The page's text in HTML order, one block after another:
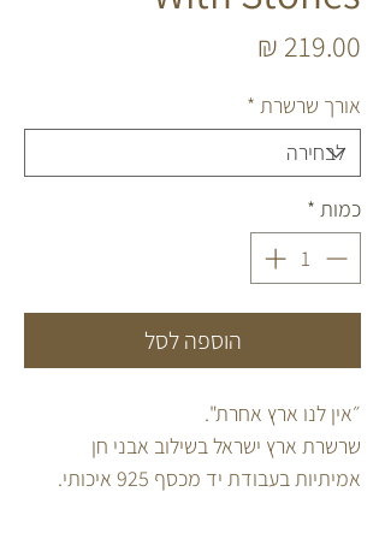
אורך שרשרת *
כמות *
הוספה לסל
״אין לנו ארץ אחרת".
שרשרת ארץ ישראל בשילוב אבני חן
אמיתיות בעבודת יד מכסף 925 איכותי.